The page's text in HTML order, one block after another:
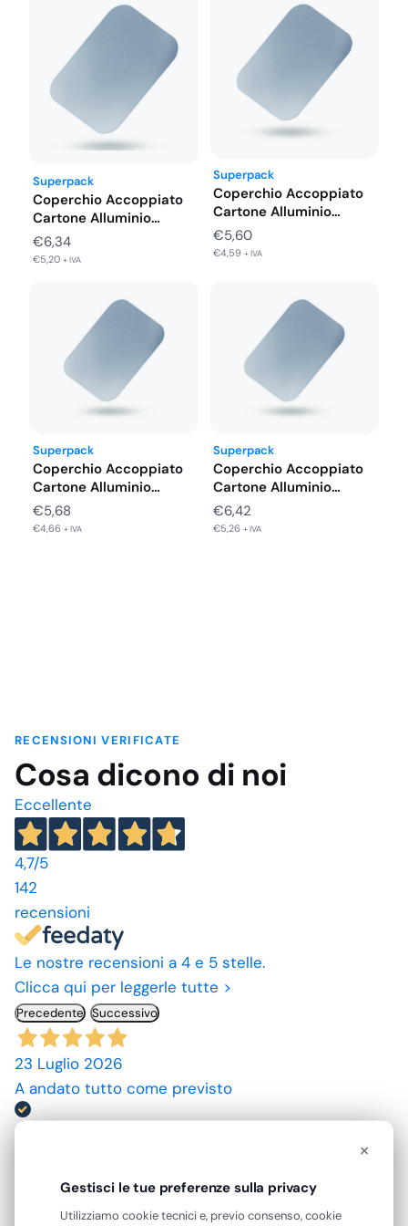
Superpack
Coperchio Accoppiato
Cartone Alluminio
Vaschette 8 Porzioni
321X263…
€6,34
€5,20 + IVA
Superpack
Coperchio Accoppiato
Cartone Alluminio
Vaschette 6 Porzioni
316X216…
€5,60
€4,59 + IVA
Superpack
Coperchio Accoppiato
Cartone Alluminio
Vaschette 4 Porzioni
225X175…
€5,68
€4,66 + IVA
Superpack
Coperchio Accoppiato
Cartone Alluminio
Vaschette 2 Porzioni
Alto…
€6,42
€5,26 + IVA
RECENSIONI VERIFICATE
Cosa dicono di noi
Eccellente
4,7/5
142
recensioni
Le nostre recensioni a 4 e 5 stelle.
Clicca qui per leggerle tutte >
Precedente Successivo
23 Luglio 2026
A andato tutto come previsto
Acquirente verificato
10 Luglio 2026
spedizione rapida, prodotti come da descrizione,
×
Gestisci le tue preferenze sulla privacy
Utilizziamo cookie tecnici e, previo consenso, cookie